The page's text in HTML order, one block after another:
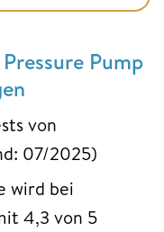
Pump
von
07/2025)
wird bei
4,3 von 5